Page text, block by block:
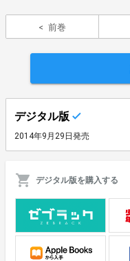
前巻
デジタル版
2014年9月29日発売
デジタル版を購入する